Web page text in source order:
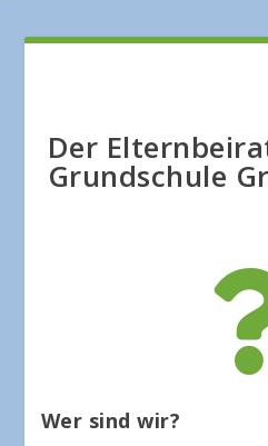
Der
Grundschule
Wer sind wir?